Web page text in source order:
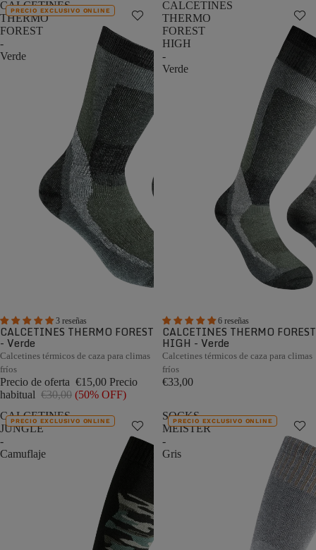
CALCETINES
THERMO
FOREST
-
Verde
3 reseñas
PRECIO EXCLUSIVO ONLINE
CALCETINES THERMO FOREST
- Verde
Calcetines térmicos de caza para climas
fríos
Precio de oferta €15,00 Precio
habitual €30,00 (50% OFF)
CALCETINES
THERMO
FOREST
HIGH
-
Verde
6 reseñas
CALCETINES THERMO FOREST
HIGH - Verde
Calcetines térmicos de caza para climas
fríos
€33,00
CALCETINES
JUNGLE
-
Camuflaje
PRECIO EXCLUSIVO ONLINE
SOCKS
MEISTER
-
Gris
PRECIO EXCLUSIVO ONLINE